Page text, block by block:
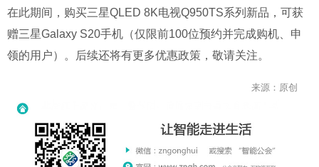
在此期间，购买三星QLED 8K电视Q950TS系列新品，可获
赠三星Galaxy S20手机（仅限前100位预约并完成购机、申
领的用户）。后续还将有更多优惠政策，敬请关注。
来源：原创